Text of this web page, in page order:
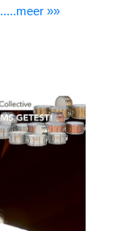
.....meer »»